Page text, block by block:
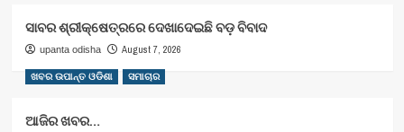
ସାବର ଶ୍ରୀକ୍ଷେତ୍ରରେ ଦେଖାଦେଇଛି ବଡ଼ ବିବାଦ
upanta odisha August 7, 2026
ଖବର ଉପାନ୍ତ ଓଡିଶା ସମାଚାର
ଆଜିର ଖବର…